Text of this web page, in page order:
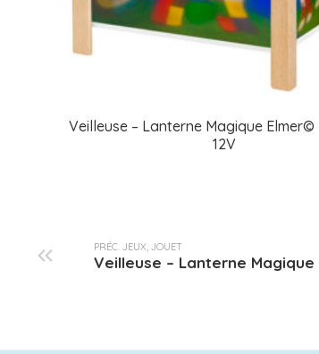
Veilleuse – Lanterne Magique Elmer©
12V
PRÉC. JEUX, JOUET
Veilleuse – Lanterne Magique